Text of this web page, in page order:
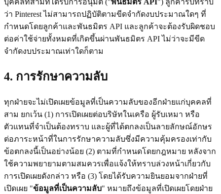
ว่า Pinterest ไม่สามารถปฏิบัติตามขีดจำกัดงบประมาณใดๆ ที่
กำหนดโดยลูกค้าและพันธมิตร API และลูกค้าจะต้องรับผิดชอบ
ต่อค่าใช้จ่ายทั้งหมดที่เกิดขึ้นผ่านพันธมิตร API ไม่ว่าจะมีขีด
จำกัดงบประมาณเท่าใดก็ตาม
4. การรักษาความลับ
ทุกฝ่ายจะไม่เปิดเผยข้อมูลที่เป็นความลับของอีกฝ่ายแก่บุคคลที่
สาม ยกเว้น (1) การเปิดเผยต่อบริษัทในเครือ ผู้รับเหมา หรือ
ตัวแทนที่จำเป็นต้องทราบ และผู้ที่ได้ตกลงเป็นลายลักษณ์อักษร
ต่อภาระหน้าที่ในการรักษาความลับซึ่งมีความคุ้มครองเท่ากับ
ข้อตกลงนี้เป็นอย่างน้อย (2) ตามที่กำหนดโดยกฎหมาย หลังจาก
ใช้ความพยายามตามสมควรเพื่อแจ้งให้ทราบล่วงหน้าเกี่ยวกับ
การเปิดเผยดังกล่าว หรือ (3) โดยได้รับความยินยอมจากฝ่ายที่
เปิดเผย "ข้อมูลที่เป็นความลับ" หมายถึงข้อมูลที่เปิดเผยโดยฝ่าย